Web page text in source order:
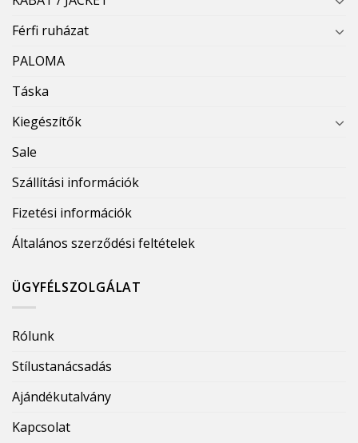
Férfi ruházat
PALOMA
Táska
Kiegészítők
Sale
Szállítási információk
Fizetési információk
Általános szerződési feltételek
ÜGYFÉLSZOLGÁLAT
Rólunk
Stílustanácsadás
Ajándékutalvány
Kapcsolat